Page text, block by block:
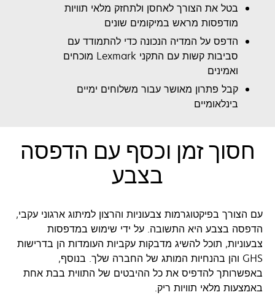
בטל את הצורך לאחסן ולתחזק מלאי תוויות
מודפסות מראש במיקומים שונים
הדפס על המדיה הנכונה כדי להתמודד עם
סביבות קשות עם התקני Lexmark מוכחים
ואמינים
קבל פתרון מאושר עבור משלוחים ימיים
בינלאומיים
חסוך זמן וכסף עם הדפסה
בצבע
עם הצורך בפיקטוגרמות צבעוניות והרצון למיתוג ארגוני עקבי,
הדפסה בצבע היא התשובה. על ידי שימוש במדפסות
צבעוניות, תוכל להשיג מדבקות עקביות העומדות הן בדרישות
GHS והן בהנחיות המותג של החברה שלך. בנוסף,
באפשרותך להדפיס את כל ההיבטים של התווית בבת אחת
באמצעות מלאי תוויות ריק.